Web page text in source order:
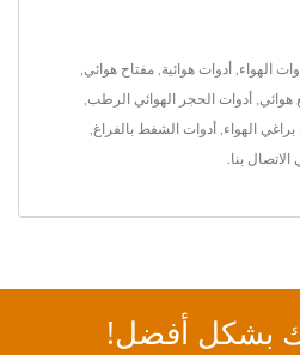
الهواء أدوات هوائية مفتاح هوائي
هوائي أدوات الحجر الهوائي الرطب
الهواء أدوات الشفط بالفراغ
الاتصال بنا
بشكل أفضل!